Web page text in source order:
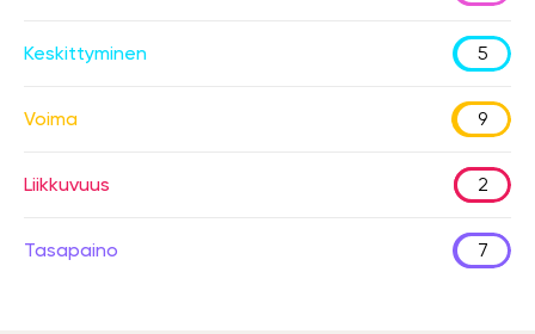
Keskittyminen 5
Voima 9
Liikkuvuus 2
Tasapaino 7